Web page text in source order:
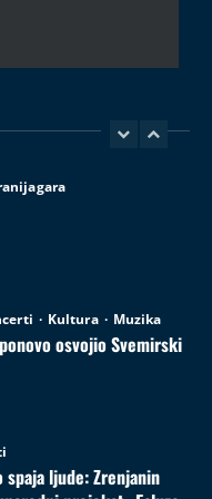
osvojio Svemirski
spaja ljude: Zrenjanin
projekat „Ecluze